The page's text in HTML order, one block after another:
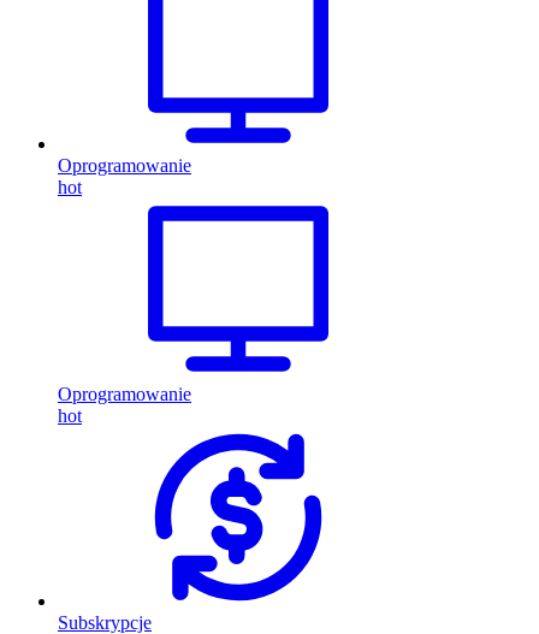
Oprogramowanie
hot
Oprogramowanie
hot
Subskrypcje